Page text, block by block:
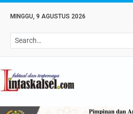
MINGGU, 9 AGUSTUS 2026